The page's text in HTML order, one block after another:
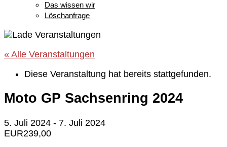
Das wissen wir
Löschanfrage
« Alle Veranstaltungen
Diese Veranstaltung hat bereits stattgefunden.
Moto GP Sachsenring 2024
5. Juli 2024 - 7. Juli 2024
EUR239,00